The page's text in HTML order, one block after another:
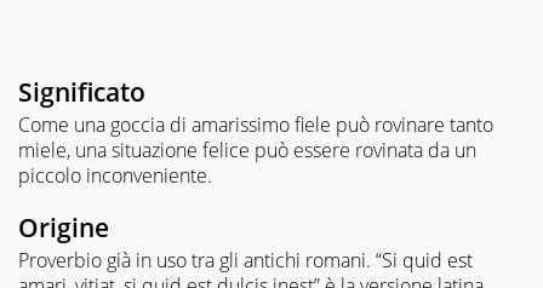
Significato
Come una goccia di amarissimo fiele può rovinare tanto
miele, una situazione felice può essere rovinata da un
piccolo inconveniente.
Origine
Proverbio già in uso tra gli antichi romani. “Si quid est